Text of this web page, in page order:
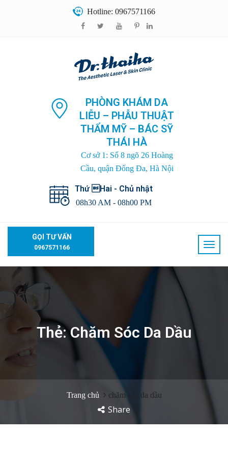
Hotline: 0967571166
PHÒNG KHÁM DA
LIỄU – PHẪU THUẬT
THẨM MỸ – BÁC SỸ
THÁI HÀ
Cơ sở 1: Số 8 ngõ 26 Hoàng
Cầu, quận Đống Đa, Hà Nội
Thứ Hai - Chủ nhật
08h30 AM - 08h00 PM
GỌI TƯ VẤN
0967571166
Thẻ:Chăm Sóc Da Dầu
Trang chủ chăm sóc da dầu
Share